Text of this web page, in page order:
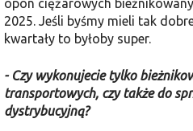
opon ciężarowych
2025. Jeśli byśmy mieli tak
kwartały to byłoby super.
- Czy wykonujecie tylko
transportowych, czy także do
dystrybucyjną?